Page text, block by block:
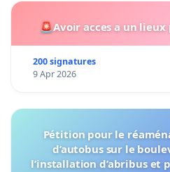
🚨Avoir acces a un
200 signatures
9 Apr 2026
Pétition pour le
d’autobus sur le
l’installation d’abribus et